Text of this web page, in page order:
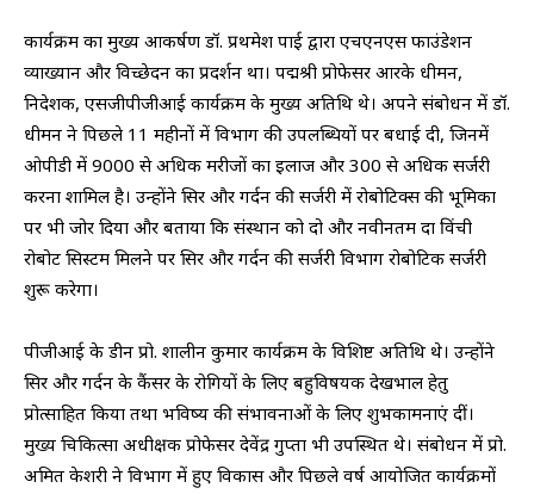
कार्यक्रम का मुख्य आकर्षण डॉ. प्रथमेश पाई द्वारा एचएनएस फाउंडेशन
व्याख्यान और विच्छेदन का प्रदर्शन था। पद्मश्री प्रोफेसर आरके धीमन,
निदेशक, एसजीपीजीआई कार्यक्रम के मुख्य अतिथि थे। अपने संबोधन में डॉ.
धीमन ने पिछले 11 महीनों में विभाग की उपलब्धियों पर बधाई दी, जिनमें
ओपीडी में 9000 से अधिक मरीजों का इलाज और 300 से अधिक सर्जरी
करना शामिल है। उन्होंने सिर और गर्दन की सर्जरी में रोबोटिक्स की भूमिका
पर भी जोर दिया और बताया कि संस्थान को दो और नवीनतम दा विंची
रोबोट सिस्टम मिलने पर सिर और गर्दन की सर्जरी विभाग रोबोटिक सर्जरी
शुरू करेगा।
पीजीआई के डीन प्रो. शालीन कुमार कार्यक्रम के विशिष्ट अतिथि थे। उन्होंने
सिर और गर्दन के कैंसर के रोगियों के लिए बहुविषयक देखभाल हेतु
प्रोत्साहित किया तथा भविष्य की संभावनाओं के लिए शुभकामनाएं दीं।
मुख्य चिकित्सा अधीक्षक प्रोफेसर देवेंद्र गुप्ता भी उपस्थित थे। संबोधन में प्रो.
अमित केशरी ने विभाग में हुए विकास और पिछले वर्ष आयोजित कार्यक्रमों